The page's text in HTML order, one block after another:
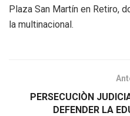
Plaza San Martín en Retiro,
la multinacional.
PERSECUCIÒN
DEFENDER LA